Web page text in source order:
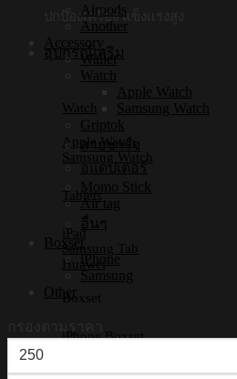
ปกป้องเครื่อง แข็งแรงสูง
อุปกรณ์เสริม
Watch
Apple Watch
Samsung Watch
Tablets
iPad
Samsung Tab
Huawei
Boxset
iPhone Boxset
Airpods
Another
Accessory
Wallet
Watch
Apple Watch
Samsung Watch
Griptok
สายชาร์จ
อแดปเตอร์
Momo Stick
Air tag
อื่นๆ
Boxset
iPhone
Samsung
Other
ราคา
ต่ำ